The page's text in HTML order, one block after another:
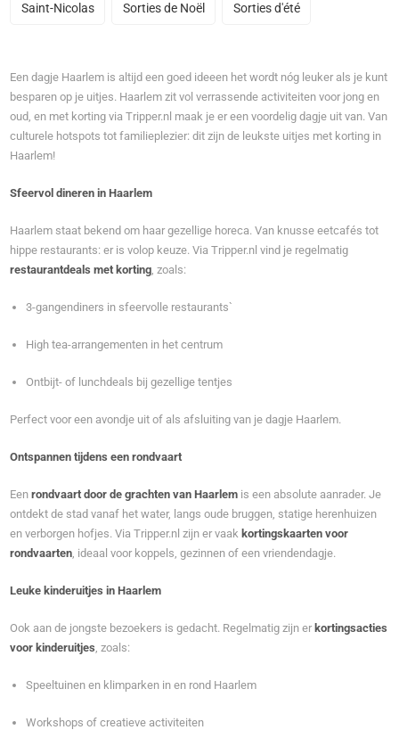
Saint-Nicolas Sorties de Noël Sorties d'été
Een dagje Haarlem is altijd een goed ideeen het wordt nóg leuker als je kunt
besparen op je uitjes. Haarlem zit vol verrassende activiteiten voor jong en
oud, en met korting via Tripper.nl maak je er een voordelig dagje uit van. Van
culturele hotspots tot familieplezier: dit zijn de leukste uitjes met korting in
Haarlem!
Sfeervol dineren in Haarlem
Haarlem staat bekend om haar gezellige horeca. Van knusse eetcafés tot
hippe restaurants: er is volop keuze. Via Tripper.nl vind je regelmatig
restaurantdeals met korting , zoals:
3-gangendiners in sfeervolle restaurants`
High tea-arrangementen in het centrum
Ontbijt- of lunchdeals bij gezellige tentjes
Perfect voor een avondje uit of als afsluiting van je dagje Haarlem.
Ontspannen tijdens een rondvaart
Eenrondvaart door de grachten van Haarlem is een absolute aanrader. Je
ontdekt de stad vanaf het water, langs oude bruggen, statige herenhuizen
en verborgen hofjes. Via Tripper.nl zijn er vaakkortingskaarten voor
rondvaarten , ideaal voor koppels, gezinnen of een vriendendagje.
Leuke kinderuitjes in Haarlem
Ook aan de jongste bezoekers is gedacht. Regelmatig zijn erkortingsacties
voor kinderuitjes , zoals:
Speeltuinen en klimparken in en rond Haarlem
Workshops of creatieve activiteiten